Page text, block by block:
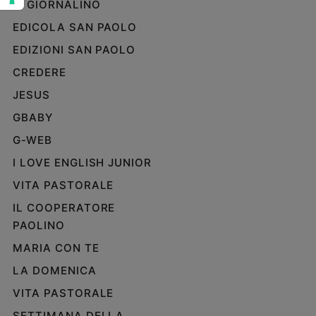
e
giovani
Adolescenza
Riflessioni
Foto
Podcast
IL GIORNALINO
EDICOLA SAN PAOLO
EDIZIONI SAN PAOLO
CREDERE
JESUS
GBABY
G-WEB
I LOVE ENGLISH JUNIOR
VITA PASTORALE
IL COOPERATORE
PAOLINO
MARIA CON TE
LA DOMENICA
VITA PASTORALE